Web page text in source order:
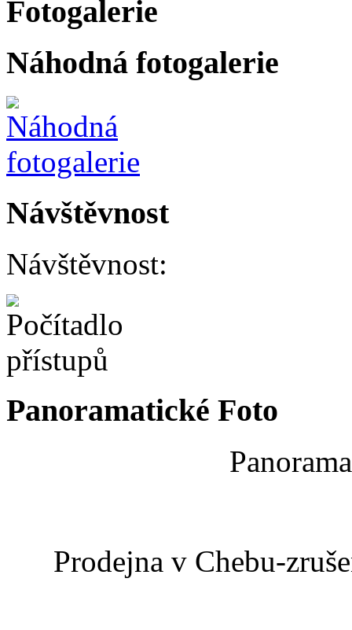
Fotogalerie
Náhodná fotogalerie
Návštěvnost
Návštěvnost:
Panoramatické Foto
Prodejna v Chebu-